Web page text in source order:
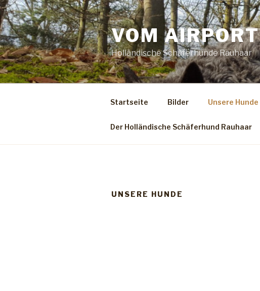
Zum
Inhalt
springen
VOM
Holländische Schäferhunde Rauhaar
Startseite Bilder Unsere Hunde
Der Holländische Schäferhund Rauhaar
UNSERE HUNDE